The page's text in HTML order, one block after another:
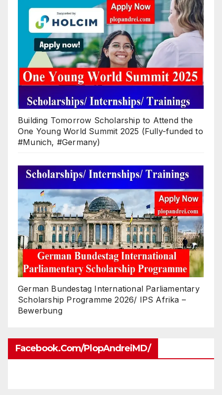
Building Tomorrow Scholarship to Attend the
One Young World Summit 2025 (Fully-funded to
#Munich, #Germany)
German Bundestag International Parliamentary
Scholarship Programme 2026/ IPS Afrika –
Bewerbung
Facebook.com/PlopAndreiMD/